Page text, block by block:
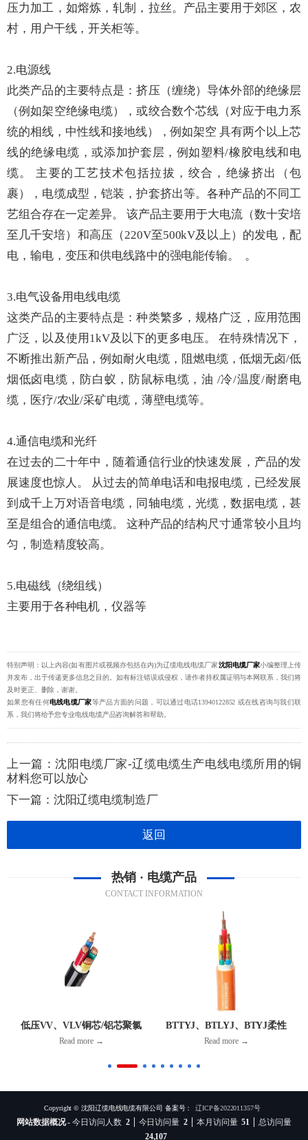
压力加工，如熔炼，轧制，拉丝。产品主要用于郊区，农
村，用户干线，开关柜等。
2.电源线
此类产品的主要特点是：挤压（缠绕）导体外部的绝缘层
（例如架空绝缘电缆），或绞合数个芯线（对应于电力系
统的相线，中性线和接地线），例如架空 具有两个以上芯
线的绝缘电缆，或添加护套层，例如塑料/橡胶电线和电
缆。 主要的工艺技术包括拉拔，绞合，绝缘挤出（包
裹），电缆成型，铠装，护套挤出等。各种产品的不同工
艺组合存在一定差异。 该产品主要用于大电流（数十安培
至几千安培）和高压（220V至500kV及以上）的发电，配
电，输电，变压和供电线路中的强电能传输。 。
3.电气设备用电线电缆
这类产品的主要特点是：种类繁多，规格广泛，应用范围
广泛，以及使用1kV及以下的更多电压。 在特殊情况下，
不断推出新产品，例如耐火电缆，阻燃电缆，低烟无卤/低
烟低卤电缆，防白蚁，防鼠标电缆，油 /冷/温度/耐磨电
缆，医疗/农业/采矿电缆，薄壁电缆等。
4.通信电缆和光纤
在过去的二十年中，随着通信行业的快速发展，产品的发
展速度也惊人。 从过去的简单电话和电报电缆，已经发展
到成千上万对语音电缆，同轴电缆，光缆，数据电缆，甚
至是组合的通信电缆。 这种产品的结构尺寸通常较小且均
匀，制造精度较高。
5.电磁线（绕组线）
主要用于各种电机，仪器等
特别声明：以上内容(如有图片或视频亦包括在内)为辽缆电线电缆厂家沈阳电缆厂家小编整理上传
并发布，出于传递更多信息之目的。如有标注错误或侵权，请作者持权属证明与本网联系，我们将
及时更正、删除，谢谢。
如果您有任何电线电缆厂家等产品方面的问题，可以通过电话13940122852 或在线咨询与我们联
系，我们将给予您专业电线电缆产品咨询解答和帮助。
上一篇：沈阳电缆厂家-辽缆电缆生产电线电缆所用的铜
材料您可以放心
下一篇： ​沈阳辽缆电缆制造厂
返回
热销 · 电缆产品
CONTACT INFORMATION
低压VV、VLV铜芯/铝芯聚氯
乙烯绝缘电力电缆
Read more →
BTTYJ、BTLYJ、BTYJ柔性
铜/铝护套无机矿物绝缘防火电
Read more →
Copyright © 沈阳辽缆电线电缆有限公司 备案号： 辽ICP备2022011357号
网站数据概况 -今日访问人数 2 今日访问量 2 本月访问量 51
总访问量
24,107